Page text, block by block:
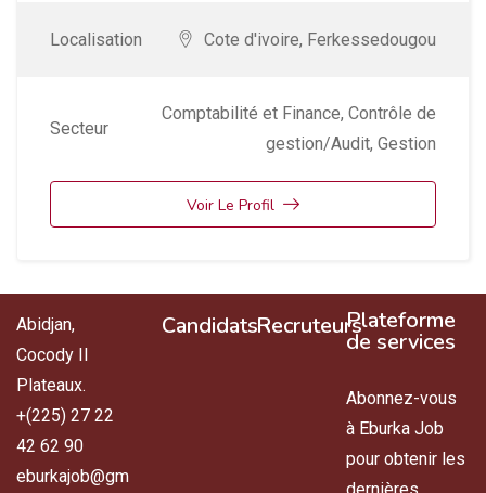
Localisation Cote d'ivoire, Ferkessedougou
Secteur
Comptabilité et Finance, Contrôle de
gestion/Audit, Gestion
Voir Le Profil
Abidjan,
Cocody II
Plateaux.
+(225) 27 22
42 62 90
eburkajob@gm
CandidatsRecruteursPlateforme
de services
Abonnez-vous
à Eburka Job
pour obtenir les